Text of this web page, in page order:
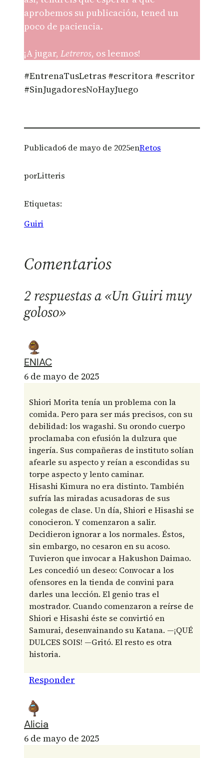
aprobemos su publicación, tened un
poco de paciencia.
¡A jugar, Letreros, os leemos!
#EntrenaTusLetras #escritora #escritor
#SinJugadoresNoHayJuego
Publicado6 de mayo de 2025enRetos
porLitteris
Etiquetas:
Guiri
Comentarios
2 respuestas a «Un Guiri muy
goloso»
ENIAC
6 de mayo de 2025
Shiori Morita tenía un problema con la
comida. Pero para ser más precisos, con su
debilidad: los wagashi. Su orondo cuerpo
proclamaba con efusión la dulzura que
ingería. Sus compañeras de instituto solían
afearle su aspecto y reían a escondidas su
torpe aspecto y lento caminar.
Hisashi Kimura no era distinto. También
sufría las miradas acusadoras de sus
colegas de clase. Un día, Shiori e Hisashi se
conocieron. Y comenzaron a salir.
Decidieron ignorar a los normales. Éstos,
sin embargo, no cesaron en su acoso.
Tuvieron que invocar a Hakushon Daimao.
Les concedió un deseo: Convocar a los
ofensores en la tienda de convini para
darles una lección. El genio tras el
mostrador. Cuando comenzaron a reírse de
Shiori e Hisashi éste se convirtió en
Samurai, desenvainando su Katana. —¡QUÉ
DULCES SOIS! —Gritó. El resto es otra
historia.
Responder
Alicia
6 de mayo de 2025